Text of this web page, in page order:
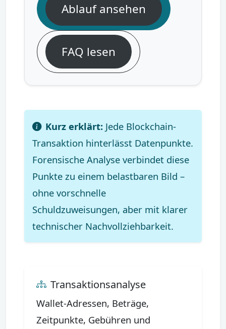
Ablauf ansehen
FAQ lesen
Kurz erklärt: Jede Blockchain-
Transaktion hinterlässt Datenpunkte.
Forensische Analyse verbindet diese
Punkte zu einem belastbaren Bild –
ohne vorschnelle
Schuldzuweisungen, aber mit klarer
technischer Nachvollziehbarkeit.
Transaktionsanalyse
Wallet-Adressen, Beträge,
Zeitpunkte, Gebühren und